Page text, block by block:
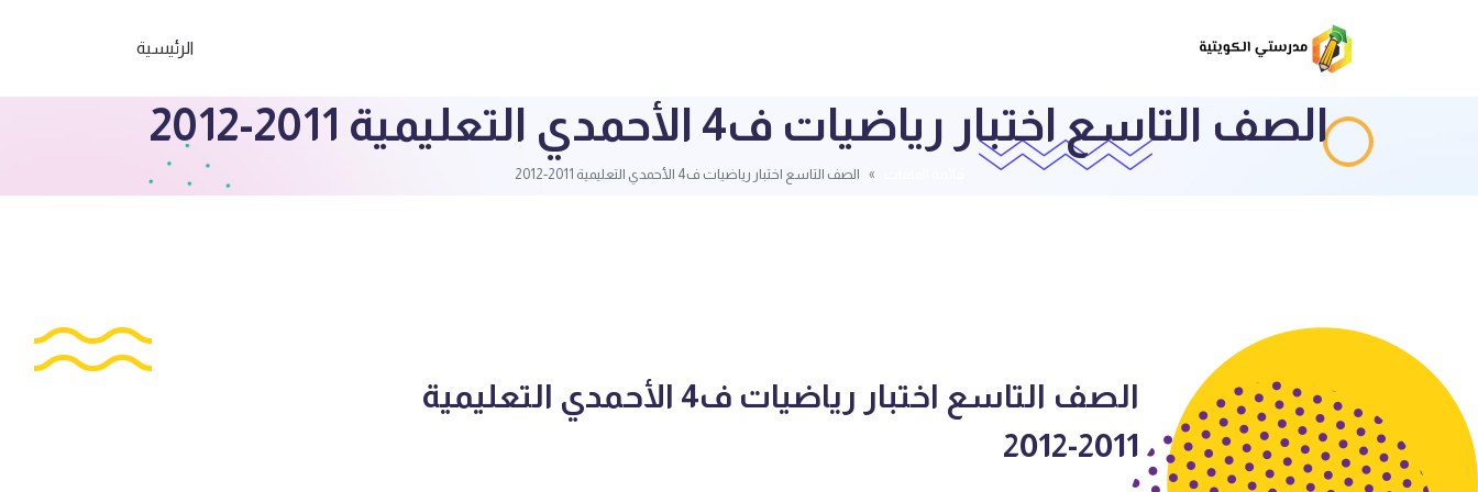
الرئيسية
الصف التاسع اختبار رياضيات ف4 الأحمدي التعليمية 2011-2012
الصف التاسع اختبار رياضيات ف4 الأحمدي التعليمية 2011-2012
الصف التاسع اختبار رياضيات ف4 الأحمدي التعليمية
2011-2012